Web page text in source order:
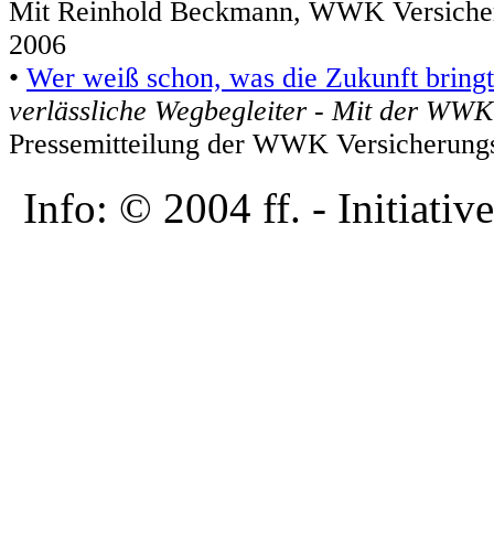
Mit Reinhold Beckmann, WWK
2006
• Wer weiß schon, was die Zukunft
verlässliche Wegbegleiter - Mit der
Pressemitteilung der WWK
Info: © 2004 ff. -